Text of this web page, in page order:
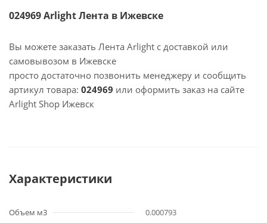
024969 Arlight Лента в Ижевске
Вы можете заказать Лента Arlight с доставкой или
самовывозом в Ижевске
просто достаточно позвонить менеджеру и сообщить
артикул товара: 024969 или оформить заказ на сайте
Arlight Shop Ижевск
Характеристики
Объем м3
0.000793